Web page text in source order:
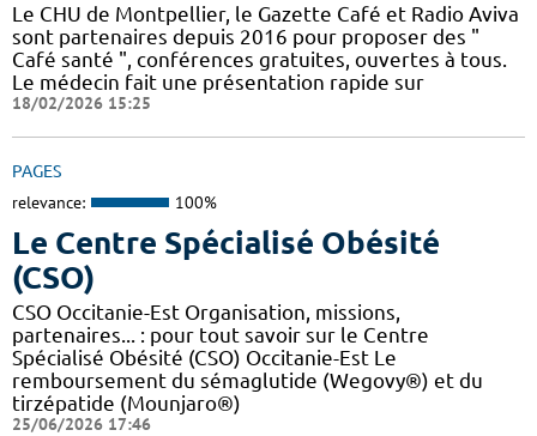
Le CHU de Montpellier, le Gazette Café et Radio Aviva
sont partenaires depuis 2016 pour proposer des "
Café santé ", conférences gratuites, ouvertes à tous.
Le médecin fait une présentation rapide sur
18/02/2026 15:25
PAGES
relevance: 100%
Le Centre Spécialisé Obésité
(CSO)
CSO Occitanie-Est Organisation, missions,
partenaires... : pour tout savoir sur le Centre
Spécialisé Obésité (CSO) Occitanie-Est Le
remboursement du sémaglutide (Wegovy®) et du
tirzépatide (Mounjaro®)
25/06/2026 17:46